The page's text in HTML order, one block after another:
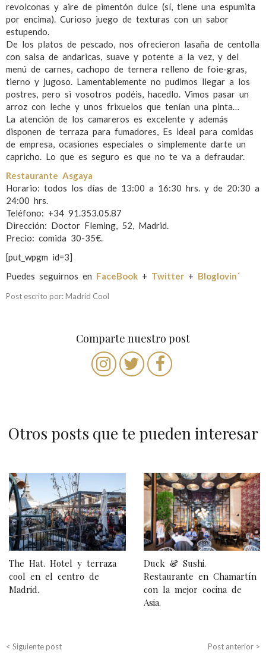
revolconas y aire de pimentón dulce (sí, tiene una espumita
por encima). Curioso juego de texturas con un sabor
estupendo.
De los platos de pescado, nos ofrecieron lasaña de centolla
con salsa de andaricas, suave y potente a la vez, y del
menú de carnes, cachopo de ternera relleno de foie-gras,
tierno y jugoso. Lamentablemente no pudimos llegar a los
postres, pero si vosotros podéis, hacedlo. Vimos pasar un
arroz con leche y unos frixuelos que tenían una pinta…
La atención de los camareros es excelente y además
disponen de terraza para fumadores, Es ideal para comidas
de empresa, ocasiones especiales o simplemente darte un
capricho. Lo que es seguro es que no te va a defraudar.
Restaurante Asgaya
Horario: todos los días de 13:00 a 16:30 hrs. y de 20:30 a
24:00 hrs.
Teléfono: +34 91.353.05.87
Dirección: Doctor Fleming, 52, Madrid.
Precio: comida 30-35€.
[put_wpgm id=3]
Puedes seguirnos en FaceBook + Twitter + Bloglovin´
Post escrito por: Madrid Cool
Comparte nuestro post
Otros posts que te pueden interesar
The Hat. Hotel y terraza
cool en el centro de
Madrid.
Duck & Sushi.
Restaurante en Chamartín
con la mejor cocina de
Asia.
N
a
v
e
g
a
c
n
Post anterior >
< Siguiente post